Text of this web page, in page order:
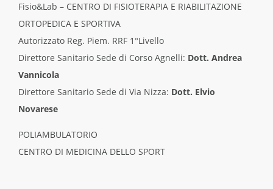
Fisio&Lab – CENTRO DI FISIOTERAPIA E RIABILITAZIONE
ORTOPEDICA E SPORTIVA
Autorizzato Reg. Piem. RRF 1°Livello
Direttore Sanitario Sede di Corso Agnelli: Dott. Andrea
Vannicola
Direttore Sanitario Sede di Via Nizza: Dott. Elvio
Novarese
POLIAMBULATORIO
CENTRO DI MEDICINA DELLO SPORT